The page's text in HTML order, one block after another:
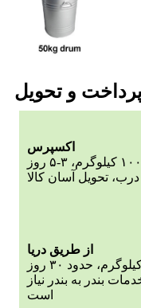
و تحویل
اکسپرس
تحویل آسان کالا
از طریق دریا
بندر به بندر نیاز
است